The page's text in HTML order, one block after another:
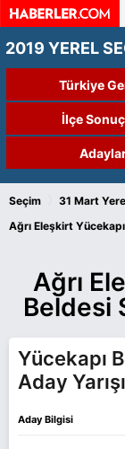
2019 YEREL
Türkiye
İlçe
Seçim 31 Mart
Ağrı Eleşkirt
Ağrı
Beldesi
Yücekapı
Aday Yarışı
Aday Bilgisi